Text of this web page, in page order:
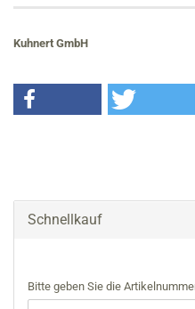
Kuhnert GmbH
Schnellkauf
BITTE
GEBEN
Bitte geben Sie die